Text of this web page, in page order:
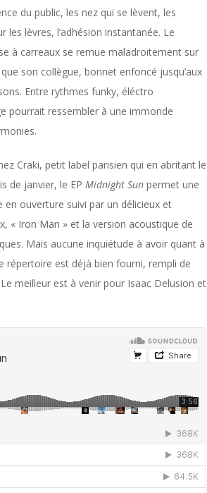
du public, les nez qui se lèvent, les
lèvres, l’adhésion instantanée. Le
à carreaux se remue maladroitement sur
son collègue, bonnet enfoncé jusqu’aux
Entre rythmes funky, éléctro
pourrait ressembler à une immonde
Craki, petit label parisien qui en abritant le
de janvier, le EP Midnight Sun permet une
ouverture suivi par un délicieux et
« Iron Man » et la version acoustique de
Mais aucune inquiétude à avoir quant à
répertoire est déjà bien fourni, rempli de
meilleur est à venir pour Isaac Delusion et